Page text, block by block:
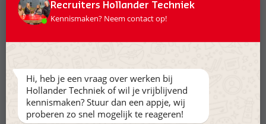
Onze mensen
Werken & leren
Stage & afstuderen
Privacy
Leveringsvoorwaarden
Recruiters Hollander Techniek
Kennismaken? Neem contact op!
Hi, heb je een vraag over werken bij
Hollander Techniek of wil je vrijblijvend
kennismaken? Stuur dan een appje, wij
proberen zo snel mogelijk te reageren!